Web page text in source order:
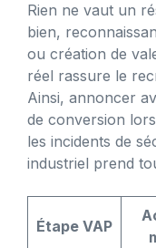
Rien ne vaut un
bien,
ou création de
réel rassure le
Ainsi, annoncer
de conversion
les incidents de
industriel prend
Étape VAP